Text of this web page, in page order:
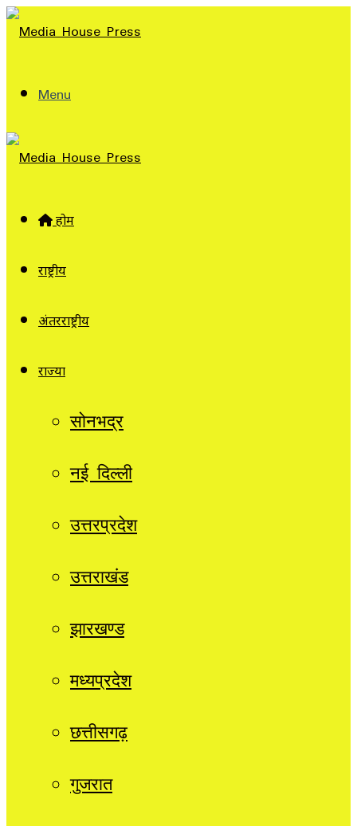
Menu
होम
राष्ट्रीय
अंतरराष्ट्रीय
राज्यों
सोनभद्र
नई दिल्ली
उत्तरप्रदेश
उत्तराखंड
झारखण्ड
मध्यप्रदेश
छत्तीसगढ़
गुजरात